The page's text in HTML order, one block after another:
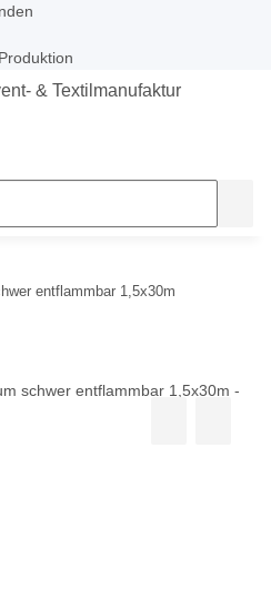
entflammbar 1,5x30m